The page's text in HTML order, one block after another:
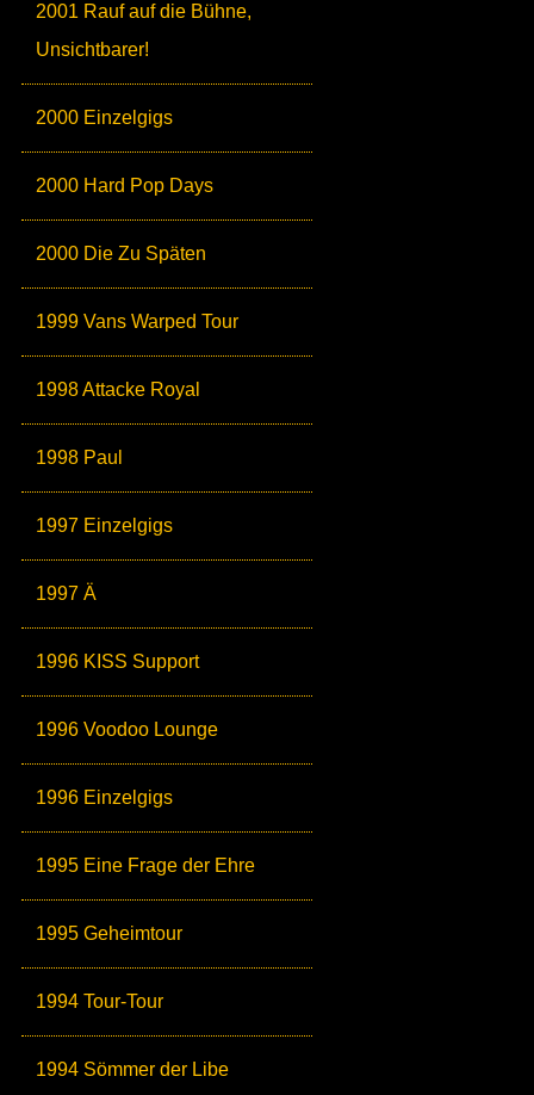
2001 Rauf auf die Bühne,
Unsichtbarer!
2000 Einzelgigs
2000 Hard Pop Days
2000 Die Zu Späten
1999 Vans Warped Tour
1998 Attacke Royal
1998 Paul
1997 Einzelgigs
1997 Ä
1996 KISS Support
1996 Voodoo Lounge
1996 Einzelgigs
1995 Eine Frage der Ehre
1995 Geheimtour
1994 Tour-Tour
1994 Sömmer der Libe